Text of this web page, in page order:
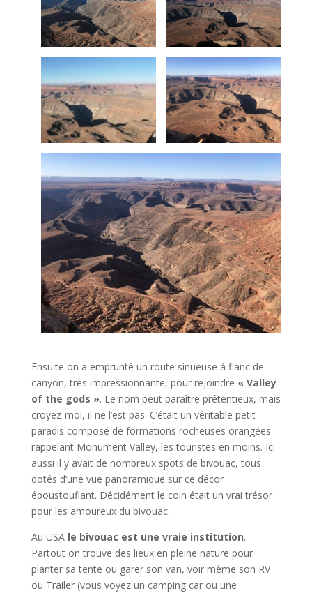
Ensuite on a emprunté un route sinueuse à flanc de
canyon, très impressionnante, pour rejoindre « Valley
of the gods ». Le nom peut paraître prétentieux, mais
croyez-moi, il ne l’est pas. C’était un véritable petit
paradis composé de formations rocheuses orangées
rappelant Monument Valley, les touristes en moins. Ici
aussi il y avait de nombreux spots de bivouac, tous
dotés d’une vue panoramique sur ce décor
époustouflant. Décidément le coin était un vrai trésor
pour les amoureux du bivouac.
Au USAle bivouac est une vraie institution.
Partout on trouve des lieux en pleine nature pour
planter sa tente ou garer son van, voir même son RV
ou Trailer (vous voyez un camping car ou une